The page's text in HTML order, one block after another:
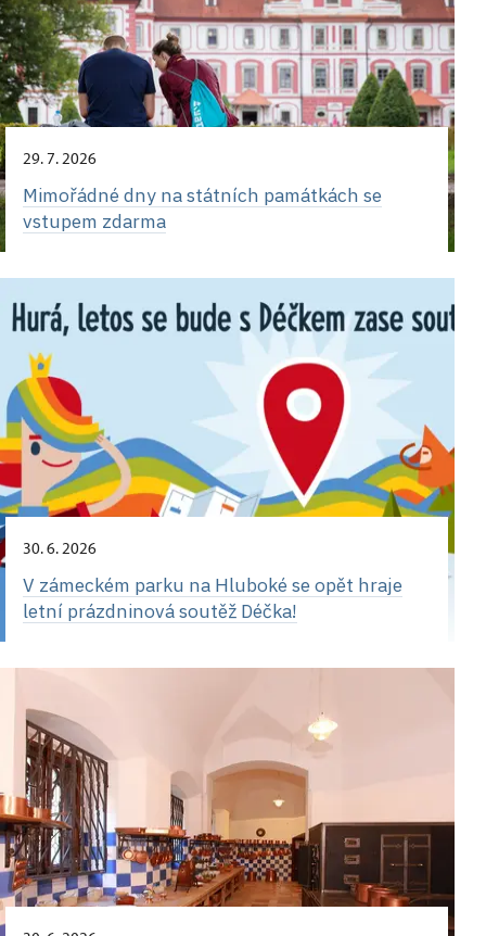
29. 7. 2026
Mimořádné dny na státních památkách se
vstupem zdarma
30. 6. 2026
V zámeckém parku na Hluboké se opět hraje
letní prázdninová soutěž Déčka!